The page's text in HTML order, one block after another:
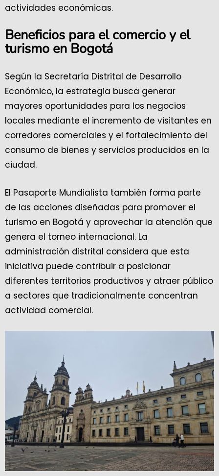
actividades económicas.
Beneficios para el comercio y el
turismo en Bogotá
Según la Secretaría Distrital de Desarrollo
Económico, la estrategia busca generar
mayores oportunidades para los negocios
locales mediante el incremento de visitantes en
corredores comerciales y el fortalecimiento del
consumo de bienes y servicios producidos en la
ciudad.
El Pasaporte Mundialista también forma parte
de las acciones diseñadas para promover el
turismo en Bogotá y aprovechar la atención que
genera el torneo internacional. La
administración distrital considera que esta
iniciativa puede contribuir a posicionar
diferentes territorios productivos y atraer público
a sectores que tradicionalmente concentran
actividad comercial.